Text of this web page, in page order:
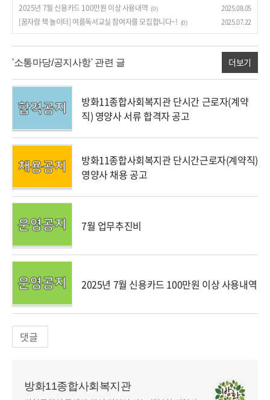
2025년 7월 신용카드 100만원 이상 사용내역 (0) 2025.08.05
[꿈자람 책 놀이터] 여름독서교실 참여자를 모집합니다~! (0) 2025.07.22
'소통마당/공지사항' 관련 글 더보기
방화11종합사회복지관 단시간 근로자(계약
직) 영양사 서류 합격자 공고
방화11종합사회복지관 단시간근로자(계약직)
영양사 채용 공고
7월 업무추진비
2025년 7월 신용카드 100만원 이상 사용내역
댓글
방화11종합사회복지관